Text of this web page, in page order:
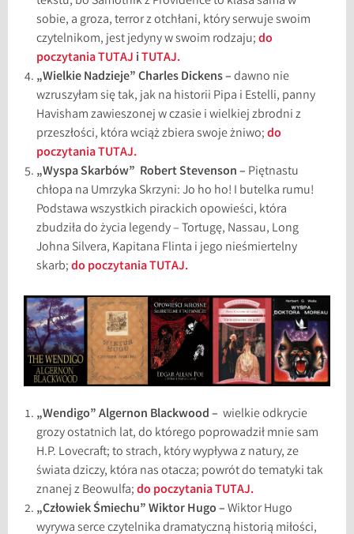
sobie, a groza, terror z otchłani, który serwuje swoim
czytelnikom, jest jedyny w swoim rodzaju;do
poczytania TUTAJ iTUTAJ.
„Wielkie Nadzieje” Charles Dickens –dawno nie
wzruszyłam się tak, jak na historii Pipa i Estelli, panny
Havisham zawieszonej w czasie i wielkiej zbrodni z
przeszłości, która wciąż zbiera swoje żniwo;do
poczytania TUTAJ.
„Wyspa Skarbów” Robert Stevenson – Piętnastu
chłopa na Umrzyka Skrzyni: Jo ho ho! I butelka rumu!
Podstawa wszystkich pirackich opowieści, która
zbudziła do życia legendy – Tortugę, Nassau, Long
Johna Silvera, Kapitana Flinta i jego nieśmiertelny
skarb;do poczytania TUTAJ.
„Wendigo” Algernon Blackwood –wielkie odkrycie
grozy ostatnich lat, do którego poprowadził mnie sam
H.P. Lovecraft; to strach, który wypływa z natury, ze
świata dziczy, która nas otacza; powrót do tematyki tak
znanej z Beowulfa;do poczytania TUTAJ.
„Człowiek Śmiechu” Wiktor Hugo –Wiktor Hugo
wyrywa serce czytelnika dramatyczną historią miłości,